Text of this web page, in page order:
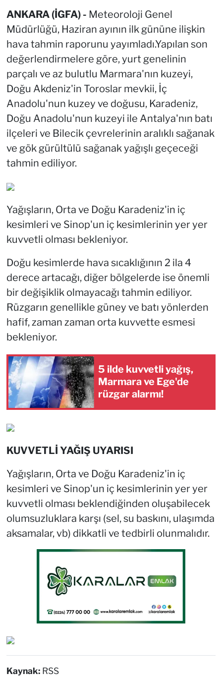
ANKARA (İGFA) - Meteoroloji Genel
Müdürlüğü, Haziran ayının ilk gününe ilişkin
hava tahmin raporunu yayımladı.Yapılan son
değerlendirmelere göre, yurt genelinin
parçalı ve az bulutlu Marmara'nın kuzeyi,
Doğu Akdeniz'in Toroslar mevkii, İç
Anadolu'nun kuzey ve doğusu, Karadeniz,
Doğu Anadolu'nun kuzeyi ile Antalya'nın batı
ilçeleri ve Bilecik çevrelerinin aralıklı sağanak
ve gök gürültülü sağanak yağışlı geçeceği
tahmin ediliyor.
Yağışların, Orta ve Doğu Karadeniz'in iç
kesimleri ve Sinop'un iç kesimlerinin yer yer
kuvvetli olması bekleniyor.
Doğu kesimlerde hava sıcaklığının 2 ila 4
derece artacağı, diğer bölgelerde ise önemli
bir değişiklik olmayacağı tahmin ediliyor.
Rüzgarın genellikle güney ve batı yönlerden
hafif, zaman zaman orta kuvvette esmesi
bekleniyor.
5 ilde kuvvetli yağış,
Marmara ve Ege'de
rüzgar alarmı!
KUVVETLİ YAĞIŞ UYARISI
Yağışların, Orta ve Doğu Karadeniz'in iç
kesimleri ve Sinop'un iç kesimlerinin yer yer
kuvvetli olması beklendiğinden oluşabilecek
olumsuzluklara karşı (sel, su baskını, ulaşımda
aksamalar, vb) dikkatli ve tedbirli olunmalıdır.
Kaynak: RSS